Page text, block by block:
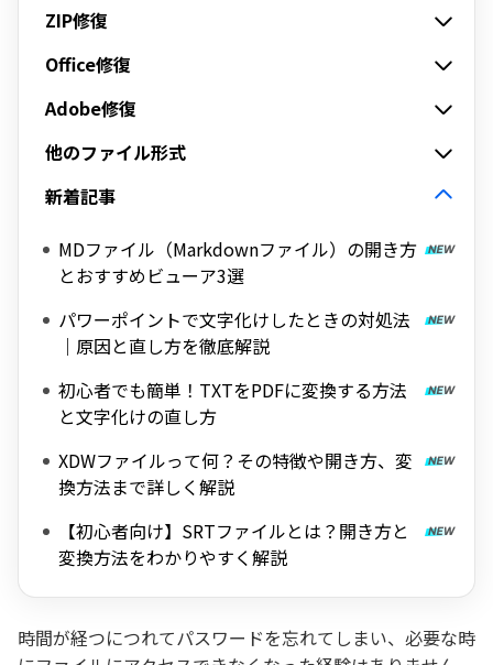
ZIP修復
Office修復
Adobe修復
他のファイル形式
新着記事
MDファイル（Markdownファイル）の開き方
とおすすめビューア3選
パワーポイントで文字化けしたときの対処法
｜原因と直し方を徹底解説
初心者でも簡単！TXTをPDFに変換する方法
と文字化けの直し方
XDWファイルって何？その特徴や開き方、変
換方法まで詳しく解説
【初心者向け】SRTファイルとは？開き方と
変換方法をわかりやすく解説
時間が経つにつれてパスワードを忘れてしまい、必要な時